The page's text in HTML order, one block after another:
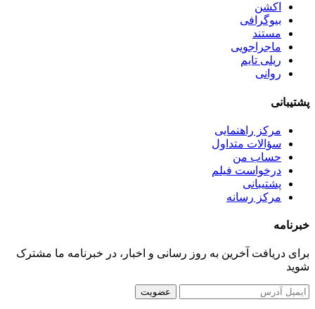
اکشن
بیوگرافی
مستند
ماجراجویی
ریلی تایم
روانی
پشتیبانی
مرکز راهنمایی
سؤالات متداول
حساب من
درخواست فیلم
پشتیبانی
مرکز رسانه
خبرنامه
برای دریافت آخرین به روز رسانی و اخبار، در خبرنامه ما مشترک
شوید
عضویت